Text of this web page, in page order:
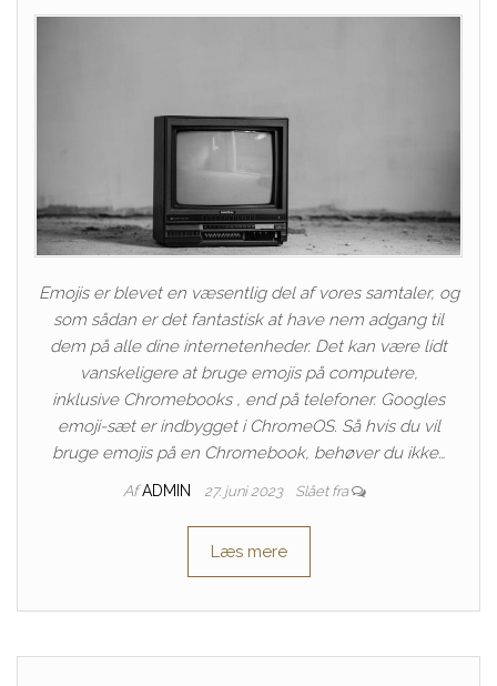
Emojis er blevet en væsentlig del af vores samtaler, og
som sådan er det fantastisk at have nem adgang til
dem på alle dine internetenheder. Det kan være lidt
vanskeligere at bruge emojis på computere,
inklusive Chromebooks , end på telefoner. Googles
emoji-sæt er indbygget i ChromeOS. Så hvis du vil
bruge emojis på en Chromebook, behøver du ikke…
Af ADMIN 27. juni 2023 Slået fra
Læs mere